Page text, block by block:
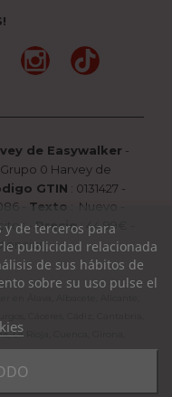
PinterestInstagramTikTok
de Easywalker -
0 Harvey de
GTIN : 0131427 -
Texto : Nuevo
-Precio: 44.99
y de terceros para
publicidad relacionada
de sus hábitos de
sobre su uso pulse el
en Álava, Albacete, Alicante,
La Rioja, Cuenca, Girona,
Jaen, León, Lleida, Lugo,
Pontevedra, Rioja,